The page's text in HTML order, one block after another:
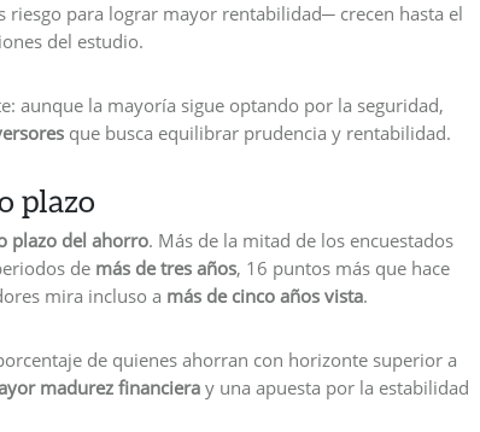
riesgo para lograr mayor rentabilidad─ crecen hasta el
del estudio.
aunque la mayoría sigue optando por la seguridad,
que busca equilibrar prudencia y rentabilidad.
plazo
plazo del ahorro. Más de la mitad de los encuestados
de más de tres años, 16 puntos más que hace
mira incluso a más de cinco años vista.
de quienes ahorran con horizonte superior a
madurez financiera y una apuesta por la estabilidad